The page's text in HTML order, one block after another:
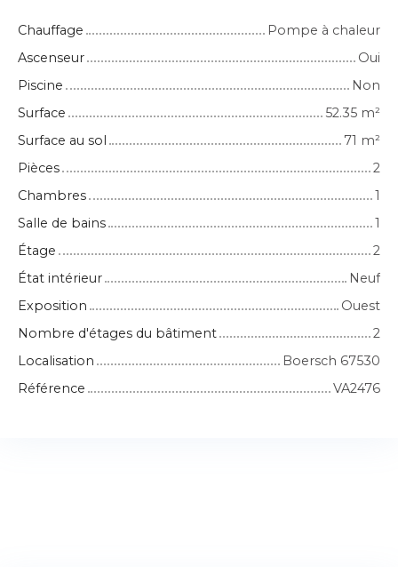
Chauffage
Pompe à chaleur
Ascenseur
Oui
Piscine
Non
Surface
52.35 m²
Surface au sol
71 m²
Pièces
2
Chambres
1
Salle de bains
1
Étage
2
État intérieur
Neuf
Exposition
Ouest
Nombre d'étages du bâtiment
2
Localisation
Boersch 67530
Référence
VA2476